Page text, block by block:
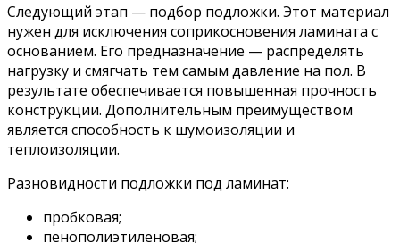
Следующий этап — подбор подложки. Этот материал
нужен для исключения соприкосновения ламината с
основанием. Его предназначение — распределять
нагрузку и смягчать тем самым давление на пол. В
результате обеспечивается повышенная прочность
конструкции. Дополнительным преимуществом
является способность к шумоизоляции и
теплоизоляции.
Разновидности подложки под ламинат:
пробковая;
пенополиэтиленовая;